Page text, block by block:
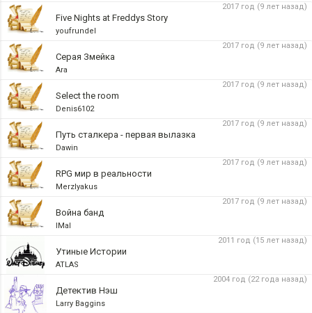
2017 год (9 лет назад)
Five Nights at Freddys Story
youfrundel
2017 год (9 лет назад)
Серая Змейка
Ara
2017 год (9 лет назад)
Select the room
Denis6102
2017 год (9 лет назад)
Путь сталкера - первая вылазка
Dawin
2017 год (9 лет назад)
RPG мир в реальности
Merzlyakus
2017 год (9 лет назад)
Война банд
IMal
2011 год (15 лет назад)
Утиные Истории
ATLAS
2004 год (22 года назад)
Детектив Нэш
Larry Baggins